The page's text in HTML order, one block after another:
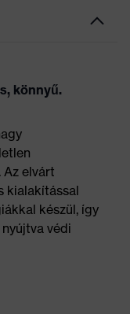
könnyű.
elvárt
kialakítással
készül, így
védi